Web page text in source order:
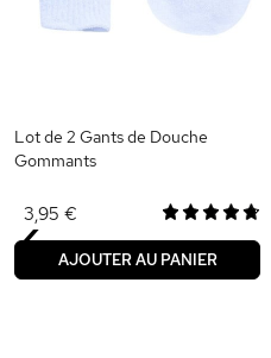
Lot de 2 Gants de Douche
Gommants
3,95 €
AJOUTER AU PANIER
‹